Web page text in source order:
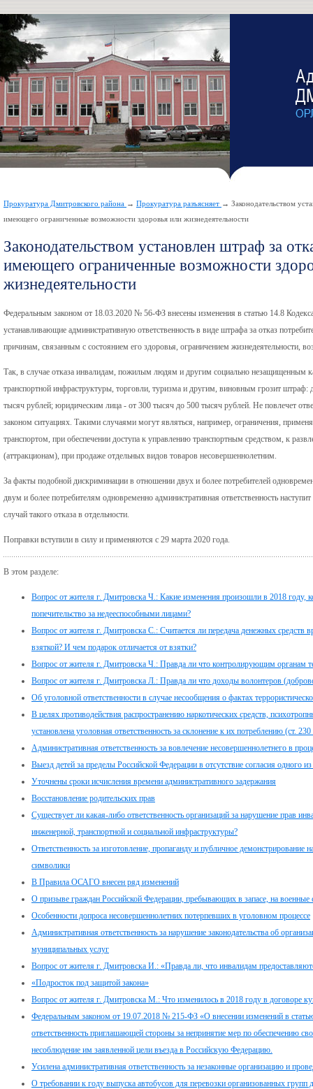
Прокуратура Дмитровского района → Прокуратура разъясняет → Законодательством
имеющего ограниченные возможности здоровья или жизнедеятельности
Законодательством установлен штраф за
имеющего ограниченные возможности
жизнедеятельности
Федеральным законом от 18.03.2020 № 56-ФЗ внесены изменения в статью 14.8
устанавливающие административную ответственность в виде штрафа за отказ
причинам, связанным с состоянием его здоровья, ограничением жизнедеятельности,
Так, в случае отказа инвалидам, пожилым людям и другим социально незащищенным
транспортной инфраструктуры, торговли, туризма и другим, виновным грозит
тысяч рублей; юридическим лица - от 300 тысяч до 500 тысяч рублей. Не повлечет
законом ситуациях. Такими случаями могут являться, например, ограничения,
транспортом, при обеспечении доступа к управлению транспортным средством, к
(аттракционам), при продаже отдельных видов товаров несовершеннолетним.
За факты подобной дискриминации в отношении двух и более потребителей
двум и более потребителям одновременно административная ответственность
случай такого отказа в отдельности.
Поправки вступили в силу и применяются с 29 марта 2020 года.
В этом разделе:
Вопрос от жителя г. Дмитровска Ч.: Какие изменения произошли в 2018 году,
попечительство за недееспособными лицами?
Вопрос от жителя г. Дмитровска С.: Считается ли передача денежных средств
взяткой? И чем подарок отличается от взятки?
Вопрос от жителя г. Дмитровска Ч.: Правда ли что контролирующим органам
Вопрос от жителя г. Дмитровска Л.: Правда ли что доходы волонтеров
Об уголовной ответственности в случае несообщения о фактах
В целях противодействия распространению наркотических средств,
установлена уголовная ответственность за склонение к их потреблению (ст.
Административная ответственность за вовлечение несовершеннолетнего в
Выезд детей за пределы Российской Федерации в отсутствие согласия одного
Уточнены сроки исчисления времени административного задержания
Восстановление родительских прав
Существует ли какая-либо ответственность организаций за нарушение прав
инженерной, транспортной и социальной инфраструктуры?
Ответственность за изготовление, пропаганду и публичное демонстрирование
символики
В Правила ОСАГО внесен ряд изменений
О призыве граждан Российской Федерации, пребывающих в запасе, на военные
Особенности допроса несовершеннолетних потерпевших в уголовном процессе
Административная ответственность за нарушение законодательства об
муниципальных услуг
Вопрос от жителя г. Дмитровска И.: «Правда ли, что инвалидам
«Подросток под защитой закона»
Вопрос от жителя г. Дмитровска М.: Что изменилось в 2018 году в договоре
Федеральным законом от 19.07.2018 № 215-ФЗ «О внесении изменений в
ответственность приглашающей стороны за непринятие мер по обеспечению
несоблюдение им заявленной цели въезда в Российскую Федерацию.
Усилена административная ответственность за незаконные организацию и
О требовании к году выпуска автобусов для перевозки организованных групп